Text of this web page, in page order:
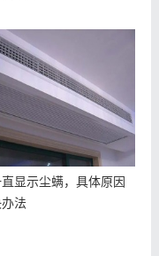
显示尘螨，具体原因
法